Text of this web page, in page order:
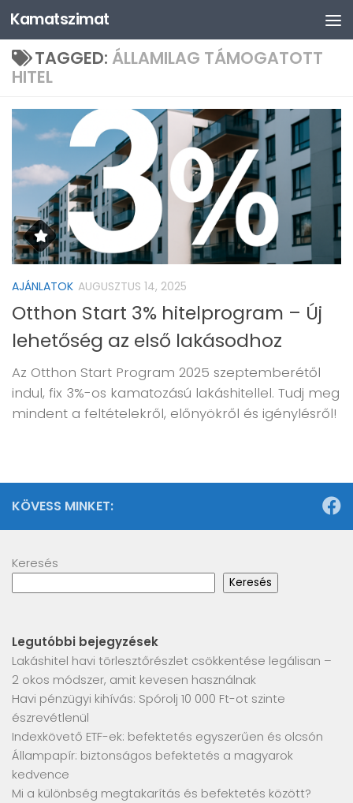
Skip to content
Kamatszimat
TAGGED: ÁLLAMILAG TÁMOGATOTT
HITEL
AJÁNLATOK AUGUSZTUS 14, 2025
Otthon Start 3% hitelprogram – Új
lehetőség az első lakásodhoz
Az Otthon Start Program 2025 szeptemberétől
indul, fix 3%-os kamatozású lakáshitellel. Tudj meg
mindent a feltételekről, előnyökről és igénylésről!
KÖVESS MINKET:
Keresés
Keresés
Legutóbbi bejegyzések
Lakáshitel havi törlesztőrészlet csökkentése legálisan –
2 okos módszer, amit kevesen használnak
Havi pénzügyi kihívás: Spórolj 10 000 Ft-ot szinte
észrevétlenül
Indexkövető ETF-ek: befektetés egyszerűen és olcsón
Állampapír: biztonságos befektetés a magyarok
kedvence
Mi a különbség megtakarítás és befektetés között?